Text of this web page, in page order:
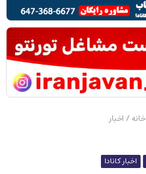
خانه/ اخبار
اخبار کانادا